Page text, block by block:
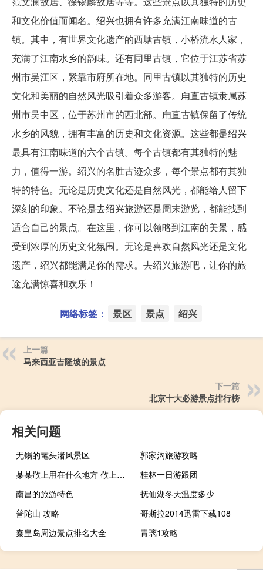
和文化价值而闻名。绍兴也拥有许多充满江南味道的古
镇。其中，有世界文化遗产的西塘古镇，小桥流水人家，
充满了江南水乡的韵味。还有同里古镇，它位于江苏省苏
州市吴江区，紧靠市府所在地。同里古镇以其独特的历史
文化和美丽的自然风光吸引着众多游客。甪直古镇隶属苏
州市吴中区，位于苏州市的西北部。甪直古镇保留了传统
水乡的风貌，拥有丰富的历史和文化资源。这些都是绍兴
最具有江南味道的六个古镇。每个古镇都有其独特的魅
力，值得一游。绍兴的名胜古迹众多，每个景点都有其独
特的特色。无论是历史文化还是自然风光，都能给人留下
深刻的印象。不论是去绍兴旅游还是周末游览，都能找到
适合自己的景点。在这里，你可以领略到江南的美景，感
受到浓厚的历史文化氛围。无论是喜欢自然风光还是文化
遗产，绍兴都能满足你的需求。去绍兴旅游吧，让你的旅
途充满惊喜和欢乐！
网络标签： 景区 景点 绍兴
上一篇
马来西亚吉隆坡的景点
下一篇
北京十大必游景点排行榜
相关问题
无锡的鼋头渚风景区
郭家沟旅游攻略
某某敬上用在什么地方 敬上用在什么地方
桂林一日游跟团
南昌的旅游特色
抚仙湖冬天温度多少
普陀山 攻略
哥斯拉2014迅雷下载108
秦皇岛周边景点排名大全
青璃1攻略